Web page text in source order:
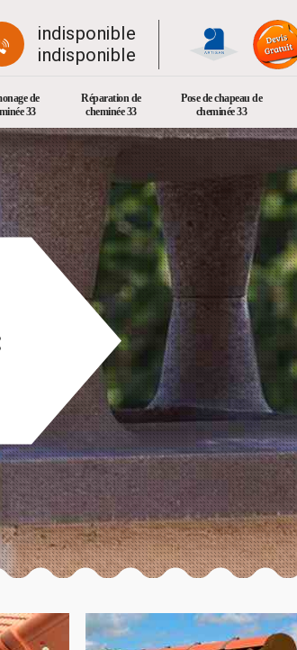
indisponible
indisponible
de
33
Réparation de
cheminée 33
Pose de chapeau de
cheminée 33